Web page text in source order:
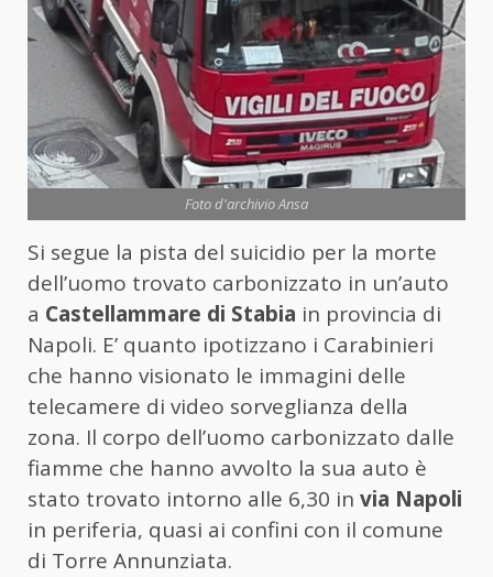
Foto d'archivio Ansa
Si segue la pista del suicidio per la morte
dell’uomo trovato carbonizzato in un’auto
a Castellammare di Stabia in provincia di
Napoli. E’ quanto ipotizzano i Carabinieri
che hanno visionato le immagini delle
telecamere di video sorveglianza della
zona. Il corpo dell’uomo carbonizzato dalle
fiamme che hanno avvolto la sua auto è
stato trovato intorno alle 6,30 in via Napoli
in periferia, quasi ai confini con il comune
di Torre Annunziata.